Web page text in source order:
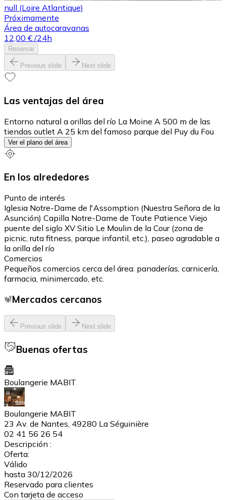
null (Loire Atlantique)
Próximamente
Área de autocaravanas
12,00 € /24h
Reservar
Previous slide Next slide
Las ventajas del área
Entorno natural a orillas del río La Moine A 500 m de las
tiendas outlet A 25 km del famoso parque del Puy du Fou
Ver el plano del área
En los alrededores
Punto de interés
Iglesia Notre-Dame de l'Assomption (Nuestra Señora de la
Asunción) Capilla Notre-Dame de Toute Patience Viejo
puente del siglo XV Sitio Le Moulin de la Cour (zona de
picnic, ruta fitness, parque infantil, etc.), paseo agradable a
la orilla del río
Comercios
Pequeños comercios cerca del área: panaderías, carnicería,
farmacia, minimercado, etc.
Mercados cercanos
Previous slide Next slide
Buenas ofertas
Boulangerie MABIT
Boulangerie MABIT
23 Av. de Nantes, 49280 La Séguinière
02 41 56 26 54
Descripción :
Oferta:
Válido
hasta 30/12/2026
Reservado para clientes
Con tarjeta de acceso